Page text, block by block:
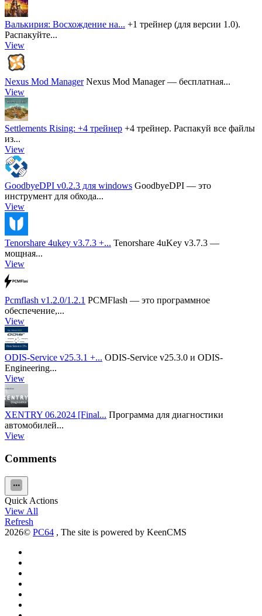
Валькирия: Восхождение на... +1 трейнер (для версии 1.0).
Распакуйте...
View
Nexus Mod Manager Nexus Mod Manager — бесплатная...
View
Settlements Rising: +4 трейнер +4 трейнер. Распакуй все файлы
из...
View
GoodbyeDPI v0.2.3 для windows GoodbyeDPI — это
инструмент для обхода...
View
Tenorshare 4ukey v3.7.3 +... Tenorshare 4uKey v3.7.3 —
мощная...
View
Pcmflash v1.2.0/1.2.1 PCMFlash — это программное
обеспечение,...
View
ODIS-Service v25.3.1 +... ODIS-Service v25.3.0 и ODIS-
Engineering...
View
XENTRY 06.2024 [Final... Программа для диагностики
автомобилей...
View
Comments
Quick Actions
View All
Refresh
2026© PC64 , The site is powered by KeenCMS